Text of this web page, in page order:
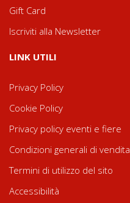
Gift Card
Iscriviti alla Newsletter
LINK UTILI
Privacy Policy
Cookie Policy
Privacy policy eventi e fiere
Condizioni generali di vendita
Termini di utilizzo del sito
Accessibilità